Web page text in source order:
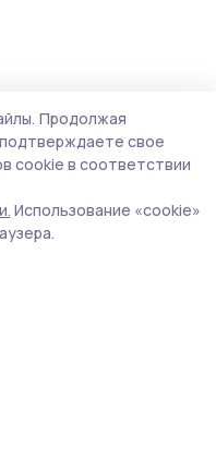
Продолжая
свое
cookie в соответствии
Использование «cookie»